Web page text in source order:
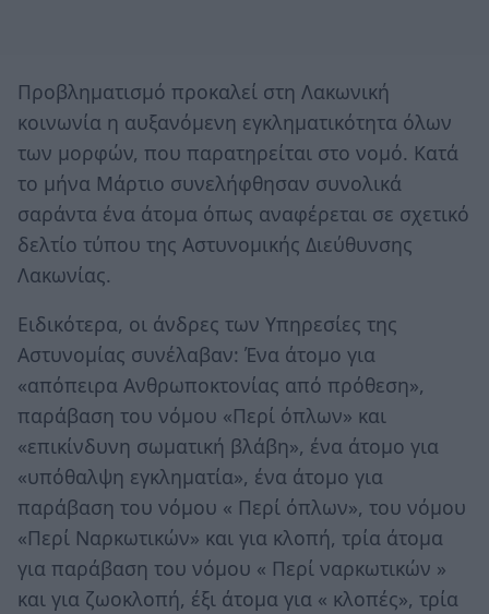
Προβληματισμό προκαλεί στη Λακωνική
κοινωνία η αυξανόμενη εγκληματικότητα όλων
των μορφών, που παρατηρείται στο νομό. Κατά
το μήνα Μάρτιο συνελήφθησαν συνολικά
σαράντα ένα άτομα όπως αναφέρεται σε σχετικό
δελτίο τύπου της Αστυνομικής Διεύθυνσης
Λακωνίας.
Ειδικότερα, οι άνδρες των Υπηρεσίες της
Αστυνομίας συνέλαβαν: Ένα άτομο για
«απόπειρα Ανθρωποκτονίας από πρόθεση»,
παράβαση του νόμου «Περί όπλων» και
«επικίνδυνη σωματική βλάβη», ένα άτομο για
«υπόθαλψη εγκληματία», ένα άτομο για
παράβαση του νόμου « Περί όπλων», του νόμου
«Περί Ναρκωτικών» και για κλοπή, τρία άτομα
για παράβαση του νόμου « Περί ναρκωτικών »
και για ζωοκλοπή, έξι άτομα για « κλοπές», τρία